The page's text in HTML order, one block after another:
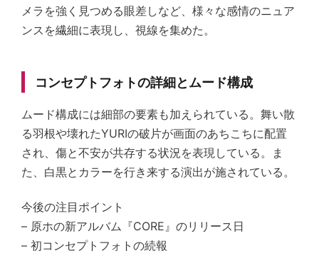
メラを強く見つめる眼差しなど、様々な感情のニュア
ンスを繊細に表現し、視線を集めた。
コンセプトフォトの詳細とムード構成
ムード構成には細部の要素も加えられている。舞い散
る羽根や壊れたYURIの破片が画面のあちこちに配置
され、傷と不安が共存する状況を表現している。ま
た、白黒とカラーを行き来する演出が施されている。
今後の注目ポイント
– 原ホの新アルバム『CORE』のリリース日
– 初コンセプトフォトの続報